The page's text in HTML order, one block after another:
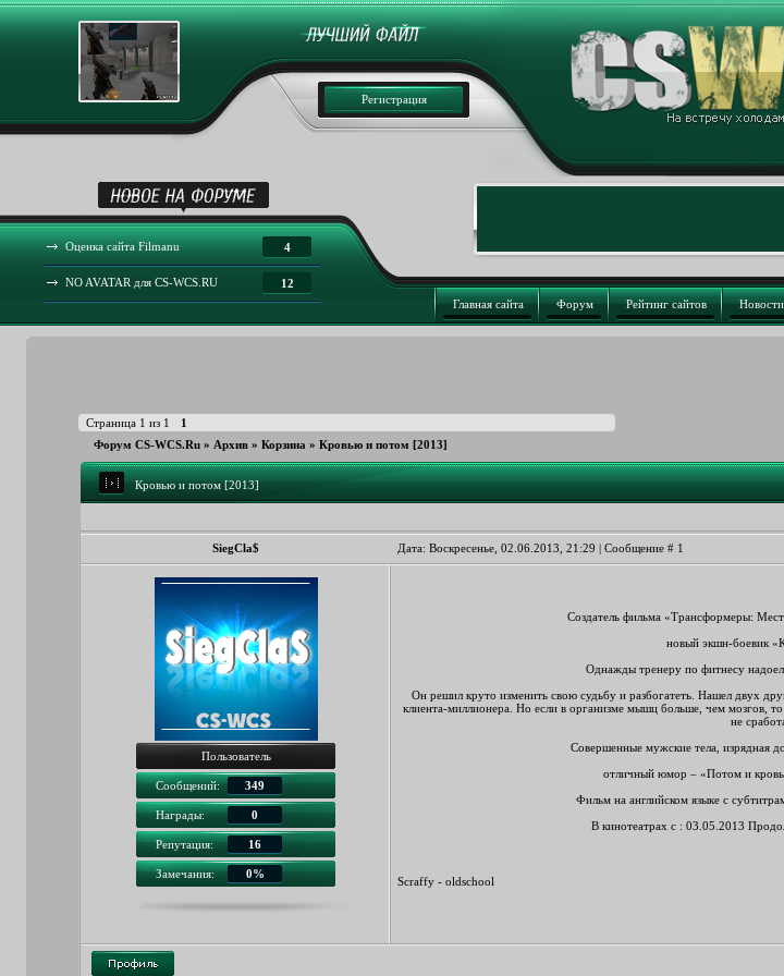
Регистрация
4
Оценка сайта Filmanu
12
NO AVATAR для CS-WCS.RU
Главная сайта
Форум Рейтинг сайтов Новости
Страница 1 из 1 1
Форум CS-WCS.Ru » Архив » Корзина » Кровью и потом [2013]
Кровью и потом [2013]
SiegCla$ Дата: Воскресенье, 02.06.2013, 21:29 | Сообщение # 1
Пользователь
Сообщений: 349
Награды: 0
Репутация: 16
Замечания: 0%
Создатель фильма «Трансформеры:
новый экшн-боевик
Однажды тренеру по фитнесу
Он решил круто изменить свою судьбу и разбогатеть. Нашел двух
клиента-миллионера. Но если в организме мышц больше, чем мозгов,
не
Совершенные мужские тела, изрядная
отличный юмор – «Потом и
Фильм на английском языке с
В кинотеатрах с : 03.05.2013
Scraffy - oldschool